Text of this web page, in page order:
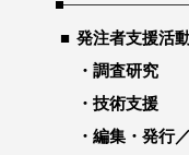
発注者支援活
調査研究
技術支援
編集・発行